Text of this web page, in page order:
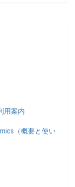
用案内
（概要と使い